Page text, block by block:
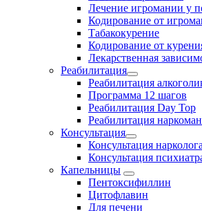
Лечение игромании у
Кодирование от
Табакокурение
Кодирование от
Лекарственная
Реабилитация
Реабилитация
Программа 12 шагов
Реабилитация Day Top
Реабилитация
Консультация
Консультация нарколога
Консультация
Капельницы
Пентоксифиллин
Цитофлавин
Для печени